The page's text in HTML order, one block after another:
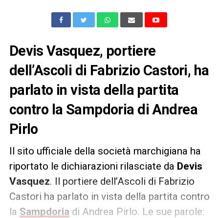
Devis Vasquez, portiere
dell’Ascoli di Fabrizio Castori, ha
parlato in vista della partita
contro la Sampdoria di Andrea
Pirlo
Il sito ufficiale della società marchigiana ha
riportato le dichiarazioni rilasciate da Devis
Vasquez. Il portiere dell’Ascoli di Fabrizio
Castori ha parlato in vista della partita contro
la Sampdoria di Andrea Pirlo. Le sue parole: